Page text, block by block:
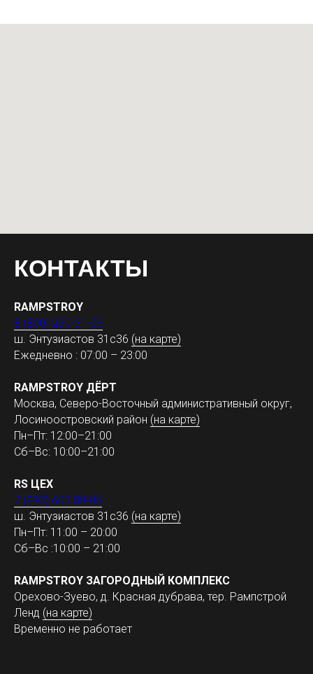
КОНТАКТЫ
RAMPSTROY
8 (800) 250-51-06
ш. Энтузиастов 31с36 (на карте)
Ежедневно : 07:00 – 23:00
RAMPSTROY ДЁРТ
Москва, Северо-Восточный административный округ,
Лосиноостровский район (на карте)
Пн–Пт: 12:00–21:00
Сб–Вс: 10:00–21:00
RS ЦЕХ
7 (993) 603 89-05
ш. Энтузиастов 31с36 (на карте)
Пн–Пт: 11:00 – 20:00
Сб–Вс :10:00 – 21:00
RAMPSTROY ЗАГОРОДНЫЙ КОМПЛЕКС
Орехово-Зуево, д. Красная дубрава, тер. Рампстрой
Ленд (на карте)
Временно не работает